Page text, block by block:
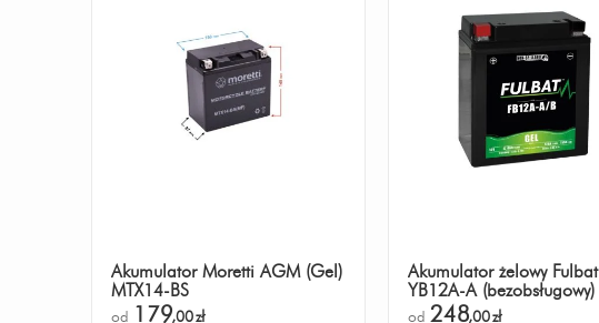
Akumulator Moretti AGM (Gel)
MTX14-BS
od 179,00zł
Akumulator żelowy Fulbat
YB12A-A (bezobsługowy)
od 248,00zł